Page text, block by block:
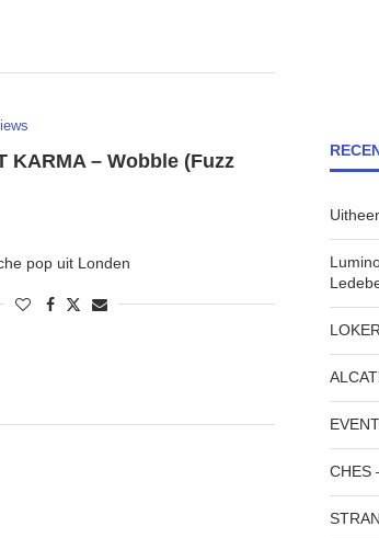
KARMA – Wobble (Fuzz
pop uit Londen
CHES